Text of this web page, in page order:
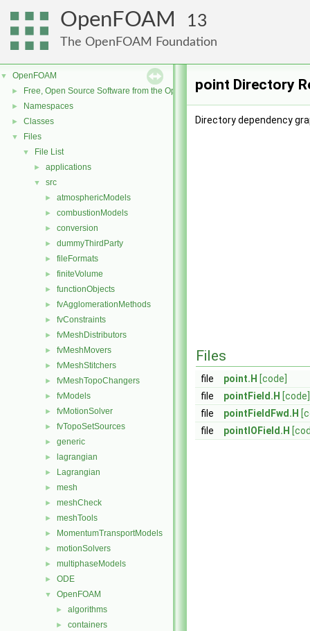
OpenFOAM 13
The OpenFOAM Foundation
▼ OpenFOAM
► Free, Open Source Software from the OpenFOAM Foundation
► Namespaces
► Classes
▼ Files
▼ File List
► applications
▼ src
► atmosphericModels
► combustionModels
► conversion
► dummyThirdParty
► fileFormats
► finiteVolume
► functionObjects
► fvAgglomerationMethods
► fvConstraints
► fvMeshDistributors
► fvMeshMovers
► fvMeshStitchers
► fvMeshTopoChangers
► fvModels
► fvMotionSolver
► fvTopoSetSources
► generic
► lagrangian
► Lagrangian
► mesh
► meshCheck
► meshTools
► MomentumTransportModels
► motionSolvers
► multiphaseModels
► ODE
▼ OpenFOAM
► algorithms
► containers
point Directory
Directory dependency
Files
file point.H [code]
file
pointField.H [code]
file
pointFieldFwd.H
file
pointIOField.H